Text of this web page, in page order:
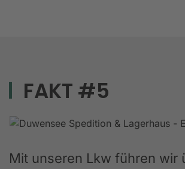
FAKT #5
Mit unseren Lkw führen wir